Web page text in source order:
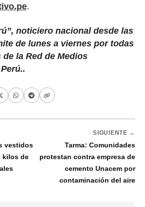
.
noticiero nacional desde las
de lunes a viernes por todas
la Red de Medios
vestidos
kilos de
SIGUIENTE →
Tarma: Comunidades
protestan contra empresa de
cemento Unacem por
contaminación del aire